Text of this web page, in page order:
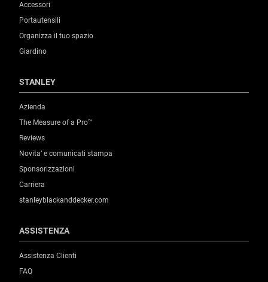
Accessori
Portautensili
Organizza il tuo spazio
Giardino
STANLEY
Azienda
The Measure of a Pro™
Reviews
Novita’ e comunicati stampa
Sponsorizzazioni
Carriera
stanleyblackanddecker.com
ASSISTENZA
Assistenza Clienti
FAQ